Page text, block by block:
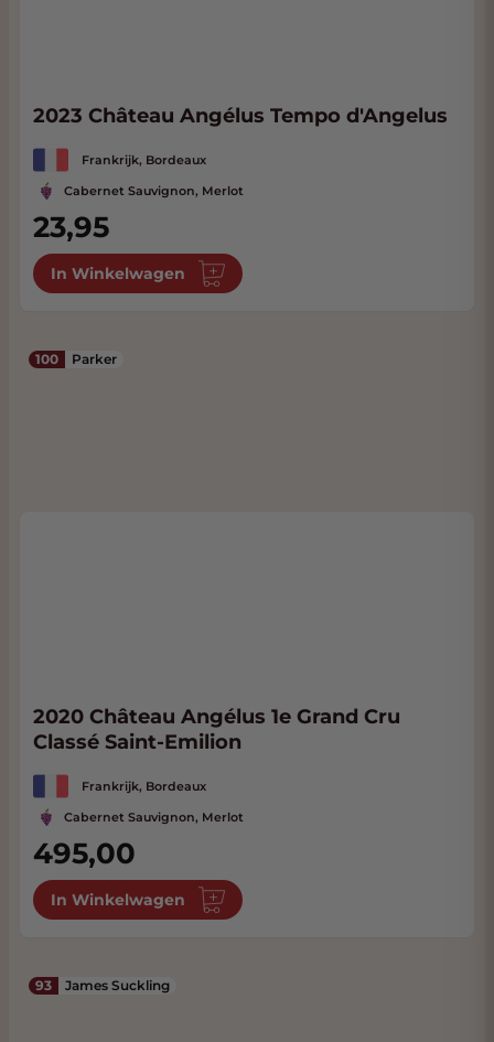
2023 Château Angélus Tempo d'Angelus
Frankrijk, Bordeaux
Cabernet Sauvignon, Merlot
23,95
In Winkelwagen
100 Parker
2020 Château Angélus 1e Grand Cru
Classé Saint-Emilion
Frankrijk, Bordeaux
Cabernet Sauvignon, Merlot
495,00
In Winkelwagen
93 James Suckling